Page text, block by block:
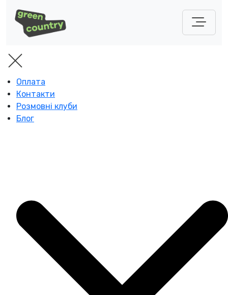
Оплата
Контакти
Розмовні клуби
Блог